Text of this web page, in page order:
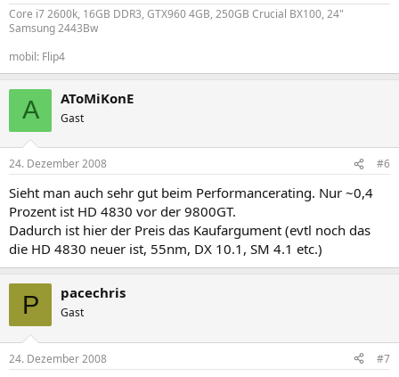
Core i7 2600k, 16GB DDR3, GTX960 4GB, 250GB Crucial BX100, 24"
Samsung 2443Bw
mobil: Flip4
A AToMiKonE
Gast
24. Dezember 2008 #6
Sieht man auch sehr gut beim Performancerating. Nur ~0,4
Prozent ist HD 4830 vor der 9800GT.
Dadurch ist hier der Preis das Kaufargument (evtl noch das
die HD 4830 neuer ist, 55nm, DX 10.1, SM 4.1 etc.)
P pacechris
Gast
24. Dezember 2008 #7